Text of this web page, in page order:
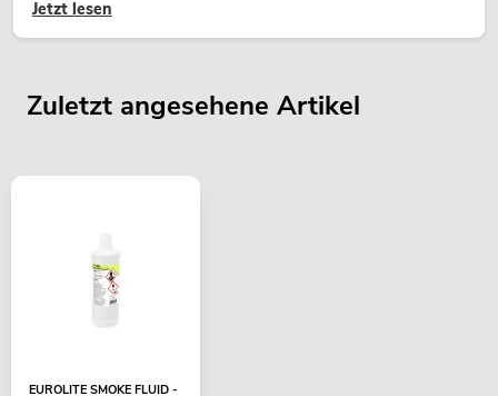
Jetzt lesen
Zuletzt angesehene Artikel
EUROLITE SMOKE FLUID -